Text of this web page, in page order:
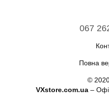
067
Повна
©
VXstore.com.ua –